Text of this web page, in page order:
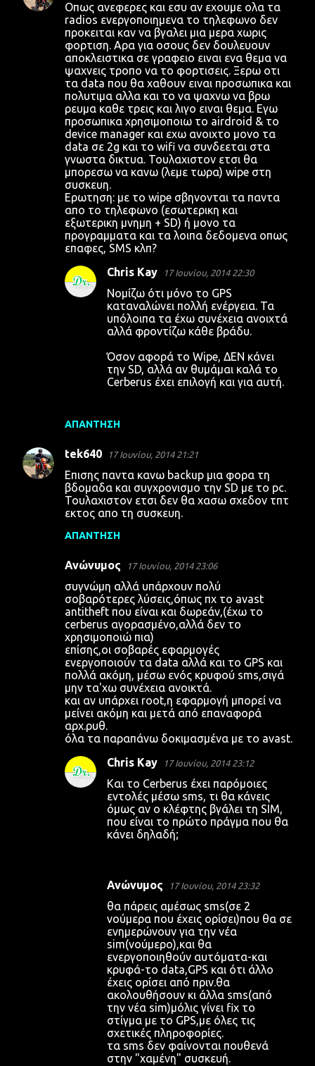
Οπως ανεφερες και εσυ αν εχουμε ολα τα
radios ενεργοποιημενα το τηλεφωνο δεν
προκειται καν να βγαλει μια μερα χωρις
φορτιση. Αρα για οσους δεν δουλευουν
αποκλειστικα σε γραφειο ειναι ενα θεμα να
ψαχνεις τροπο να το φορτισεις. Ξερω οτι
τα data που θα χαθουν ειναι προσωπικα και
πολυτιμα αλλα και το να ψαχνω να βρω
ρευμα καθε τρεις και λιγο ειναι θεμα. Εγω
προσωπικα χρησιμοποιω το airdroid & το
device manager και εχω ανοιχτο μονο τα
data σε 2g και το wifi να συνδεεται στα
γνωστα δικτυα. Τουλαχιστον ετσι θα
μπορεσω να κανω (λεμε τωρα) wipe στη
συσκευη.
Ερωτηση: με το wipe σβηνονται τα παντα
απο το τηλεφωνο (εσωτερικη και
εξωτερικη μνημη + SD) ή μονο τα
προγραμματα και τα λοιπα δεδομενα οπως
επαφες, SMS κλπ?
ΑΠΆΝΤΗΣΗ
Chris Kay 17 Ιουνίου, 2014 22:30
Νομίζω ότι μόνο το GPS
καταναλώνει πολλή ενέργεια. Τα
υπόλοιπα τα έχω συνέχεια ανοιχτά
αλλά φροντίζω κάθε βράδυ.
Όσον αφορά το Wipe, ΔΕΝ κάνει
την SD, αλλά αν θυμάμαι καλά το
Cerberus έχει επιλογή και για αυτή.
tek640 17 Ιουνίου, 2014 21:21
Επισης παντα κανω backup μια φορα τη
βδομαδα και συγχρονισμο την SD με το pc.
Τουλαχιστον ετσι δεν θα χασω σχεδον τπτ
εκτος απο τη συσκευη.
ΑΠΆΝΤΗΣΗ
Ανώνυμος 17 Ιουνίου, 2014 23:06
συγνώμη αλλά υπάρχουν πολύ
σοβαρότερες λύσεις,όπως πχ το avast
antitheft που είναι και δωρεάν,(έχω το
cerberus αγορασμένο,αλλά δεν το
χρησιμοποιώ πια)
επίσης,οι σοβαρές εφαρμογές
ενεργοποιούν τα data αλλά και το GPS και
πολλά ακόμη, μέσω ενός κρυφού sms,σιγά
μην τα'χω συνέχεια ανοικτά.
και αν υπάρχει root,η εφαρμογή μπορεί να
μείνει ακόμη και μετά από επαναφορά
αρχ.ρυθ.
όλα τα παραπάνω δοκιμασμένα με το avast.
Chris Kay 17 Ιουνίου, 2014 23:12
Και το Cerberus έχει παρόμοιες
εντολές μέσω sms, τι θα κάνεις
όμως αν ο κλέφτης βγάλει τη SIM,
που είναι το πρώτο πράγμα που θα
κάνει δηλαδή;
Ανώνυμος 17 Ιουνίου, 2014 23:32
θα πάρεις αμέσως sms(σε 2
νούμερα που έχεις ορίσει)που θα σε
ενημερώνουν για την νέα
sim(νούμερο),και θα
ενεργοποιηθούν αυτόματα-και
κρυφά-το data,GPS και ότι άλλο
έχεις ορίσει από πριν.θα
ακολουθήσουν κι άλλα sms(από
την νέα sim)μόλις γίνει fix το
στίγμα με το GPS,με όλες τις
σχετικές πληροφορίες.
τα sms δεν φαίνονται πουθενά
στην "χαμένη" συσκευή.